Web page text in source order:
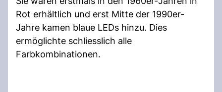
Rot erhältlich und erst Mitte der 1990er-
Jahre kamen blaue LEDs hinzu. Dies
ermöglichte schliesslich alle
Farbkombinationen.